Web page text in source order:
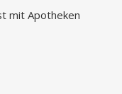
mit Apotheken